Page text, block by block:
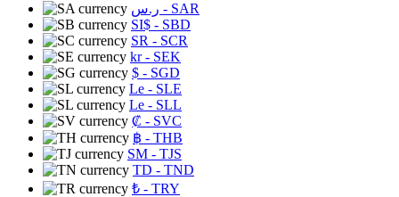
ر.س - SAR
SI$ - SBD
SR - SCR
kr- SEK
$ - SGD
Le - SLE
Le - SLL
₡ - SVC
฿ - THB
ЅМ - TJS
TD - TND
₺ - TRY